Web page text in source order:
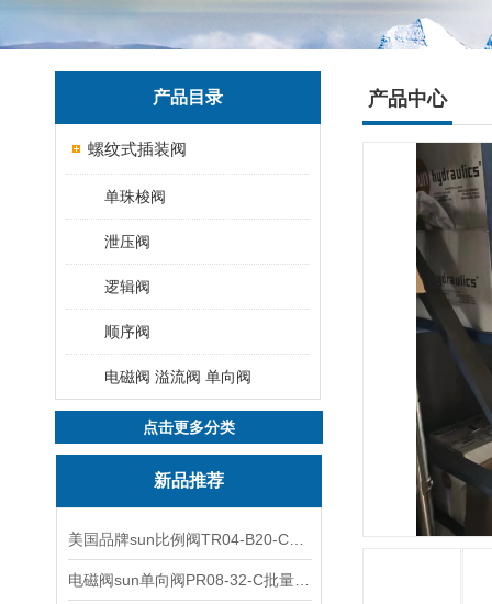
产品目录
螺纹式插装阀
单珠梭阀
泄压阀
逻辑阀
顺序阀
电磁阀 溢流阀 单向阀
点击更多分类
新品推荐
产品中心